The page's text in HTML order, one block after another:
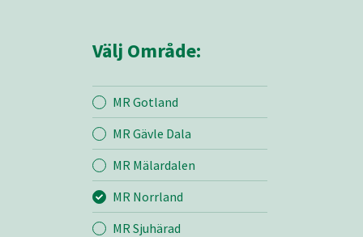
Mina sidor
MR Norrland
Välj Område:
MR Gotland
MR Gävle Dala
MR Mälardalen
MR Norrland
MR Sjuhärad